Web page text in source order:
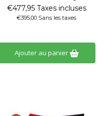
€477,95 Taxes incluses
€395,00 Sans les taxes
Ajouter au panier